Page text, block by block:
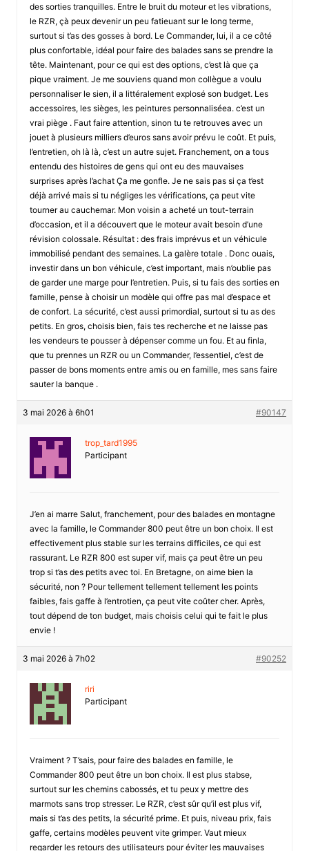
des sorties tranquilles. Entre le bruit du moteur et les vibrations,
le RZR, çà peux devenir un peu fatieuant sur le long terme,
surtout si t’as des gosses à bord. Le Commander, lui, il a ce côté
plus confortable, idéal pour faire des balades sans se prendre la
tête. Maintenant, pour ce qui est des options, c’est là que ça
pique vraiment. Je me souviens quand mon collègue a voulu
personnaliser le sien, il a littéralement explosé son budget. Les
accessoires, les sièges, les peintures personnaliséea. c’est un
vrai piège . Faut faire attention, sinon tu te retrouves avec un
jouet à plusieurs milliers d’euros sans avoir prévu le coût. Et puis,
l’entretien, oh là là, c’est un autre sujet. Franchement, on a tous
entendu des histoires de gens qui ont eu des mauvaises
surprises après l’achat Ça me gonfle. Je ne sais pas si ça t’est
déjà arrivé mais si tu négliges les vérifications, ça peut vite
tourner au cauchemar. Mon voisin a acheté un tout-terrain
d’occasion, et il a découvert que le moteur avait besoin d’une
révision colossale. Résultat : des frais imprévus et un véhicule
immobilisé pendant des semaines. La galère totale . Donc ouais,
investir dans un bon véhicule, c’est important, mais n’oublie pas
de garder une marge pour l’entretien. Puis, si tu fais des sorties en
famille, pense à choisir un modèle qui offre pas mal d’espace et
de confort. La sécurité, c’est aussi primordial, surtout si tu as des
petits. En gros, choisis bien, fais tes recherche et ne laisse pas
les vendeurs te pousser à dépenser comme un fou. Et au finla,
que tu prennes un RZR ou un Commander, l’essentiel, c’est de
passer de bons moments entre amis ou en famille, mes sans faire
sauter la banque .
3 mai 2026 à 6h01 #90147
trop_tard1995
Participant
J’en ai marre Salut, franchement, pour des balades en montagne
avec la famille, le Commander 800 peut être un bon choix. Il est
effectivement plus stable sur les terrains difficiles, ce qui est
rassurant. Le RZR 800 est super vif, mais ça peut être un peu
trop si t’as des petits avec toi. En Bretagne, on aime bien la
sécurité, non ? Pour tellement tellement tellement les points
faibles, fais gaffe à l’entrotien, ça peut vite coûter cher. Après,
tout dépend de ton budget, mais choisis celui qui te fait le plus
envie !
3 mai 2026 à 7h02 #90252
riri
Participant
Vraiment ? T’sais, pour faire des balades en famille, le
Commander 800 peut être un bon choix. Il est plus stabse,
surtout sur les chemins cabossés, et tu peux y mettre des
marmots sans trop stresser. Le RZR, c’est sûr qu’il est plus vif,
mais si t’as des petits, la sécurité prime. Et puis, niveau prix, fais
gaffe, certains modèles peuvent vite grimper. Vaut mieux
regarder les retours des utilisateurs pour éviter les mauvaises